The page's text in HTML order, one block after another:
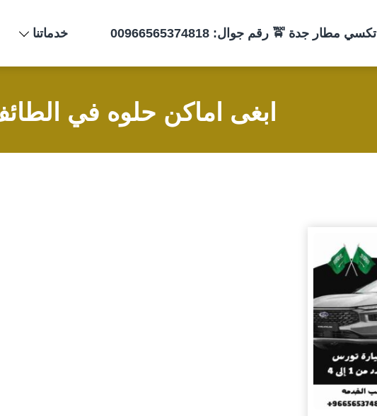
تكسي مطار جدة 🚖 رقم جوال: 00966565374818 خدماتنا
ابغى اماكن حلوه في